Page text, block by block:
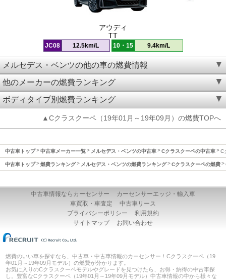
アウディ
TT
JC08 12.5km/L 10・15 9.4km/L
メルセデス・ベンツの他の車の燃費情報
他のメーカーの燃費ランキング
ボディタイプ別燃費ランキング
▲Cクラスクーペ（19年01月～19年09月）の燃費TOPへ
中古車トップ 中古車メーカー一覧 メルセデス・ベンツの中古車 Cクラスクーペの中古車 C
中古車トップ 燃費ランキング メルセデス・ベンツの燃費ランキング Cクラスクーペの燃費
中古車情報ならカーセンサー
カーセンサーエッジ・輸入車
車買取・車査定
中古車リース
プライバシーポリシー
利用規約
サイトマップ
お問い合わせ
燃費のいい車を探すなら、中古車・中古車情報のカーセンサー！Cクラスクーペ（19
年01月～19年09月モデル）の燃費が分かります。
お気に入りのCクラスクーペモデルやグレードを見つけたら、お得・納得の中古車探
し。豊富なCクラスクーペ（19年01月～19年09月モデル）中古車情報の中から様々な